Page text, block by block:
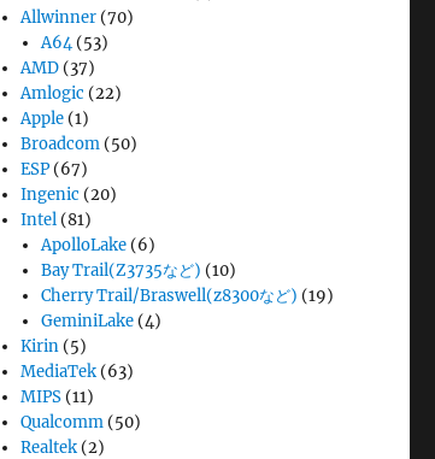
Allwinner (70)
A64(53)
AMD (37)
Amlogic (22)
Apple (1)
Broadcom (50)
ESP (67)
Ingenic (20)
Intel (81)
ApolloLake(6)
Bay Trail(Z3735など) (10)
Cherry Trail/Braswell(z8300など) (19)
GeminiLake(4)
Kirin (5)
MediaTek (63)
MIPS (11)
Qualcomm (50)
Realtek (2)